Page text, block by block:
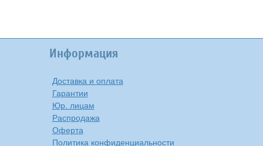
Информация
Доставка и оплата
Гарантии
Юр. лицам
Распродажа
Оферта
Политика конфиденциальности